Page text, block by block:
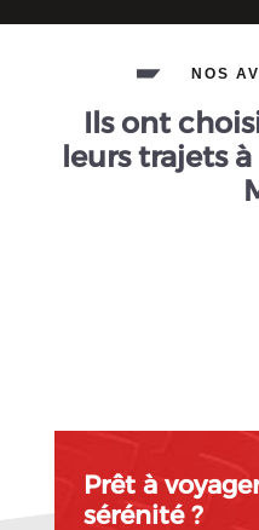
NOS
Ils ont
leurs trajets
Prêt à
sérénité ?